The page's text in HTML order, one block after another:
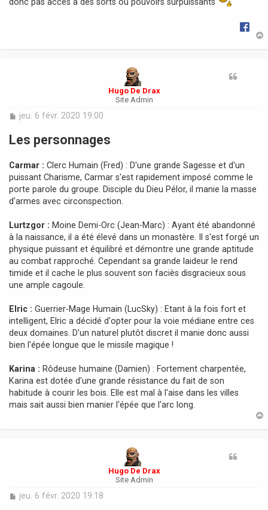
Hugo De Drax
Site Admin
M
s
s
g
e
jeu. 6 févr. 2020 19:00
Les personnages
Carmar : Clerc Humain (Fred) : D'une grande Sagesse et d'un
puissant Charisme, Carmar s'est rapidement imposé comme le
porte parole du groupe. Disciple du Dieu Pélor, il manie la masse
d'armes avec circonspection.
Lurtzgor : Moine Demi-Orc (Jean-Marc) : Ayant été abandonné
à la naissance, il a été élevé dans un monastère. Il s'est forgé un
physique puissant et équilibré et démontre une grande aptitude
au combat rapproché. Cependant sa grande laideur le rend
timide et il cache le plus souvent son faciès disgracieux sous
une ample cagoule.
Elric : Guerrier-Mage Humain (LucSky) : Etant à la fois fort et
intelligent, Elric a décidé d'opter pour la voie médiane entre ces
deux domaines. D'un naturel plutôt discret il manie donc aussi
bien l'épée longue que le missile magique !
Karina : Rôdeuse humaine (Damien) : Fortement charpentée,
Karina est dotée d'une grande résistance du fait de son
habitude à courir les bois. Elle est mal à l'aise dans les villes
mais sait aussi bien manier l'épée que l'arc long.
Hugo De Drax
Site Admin
M
jeu. 6 févr. 2020 19:18